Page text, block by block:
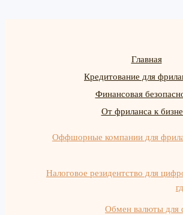
Главная
Кредитование для
Финансовая
От фриланса к
Оффшорные компании для
Налоговое резидентство для
Обмен валюты для